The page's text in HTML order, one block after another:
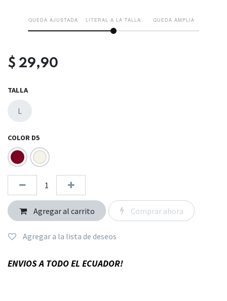
QUEDA AJUSTADA LITERAL A LA TALLA QUEDA AMPLIA
$ 29,90
TALLA
L
COLOR D5
Agregar al carrito Comprar ahora
Agregar a la lista de deseos
ENVIOS A TODO EL ECUADOR!